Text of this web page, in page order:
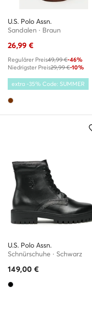
U.S. Polo Assn.
Sandalen · Braun
26,99 €
Regulärer Preis49,99 €-46%
Niedrigster Preis29,99 €-10%
extra -35% Code: SUMMER
U.S. Polo Assn.
Schnürschuhe · Schwarz
149,00 €